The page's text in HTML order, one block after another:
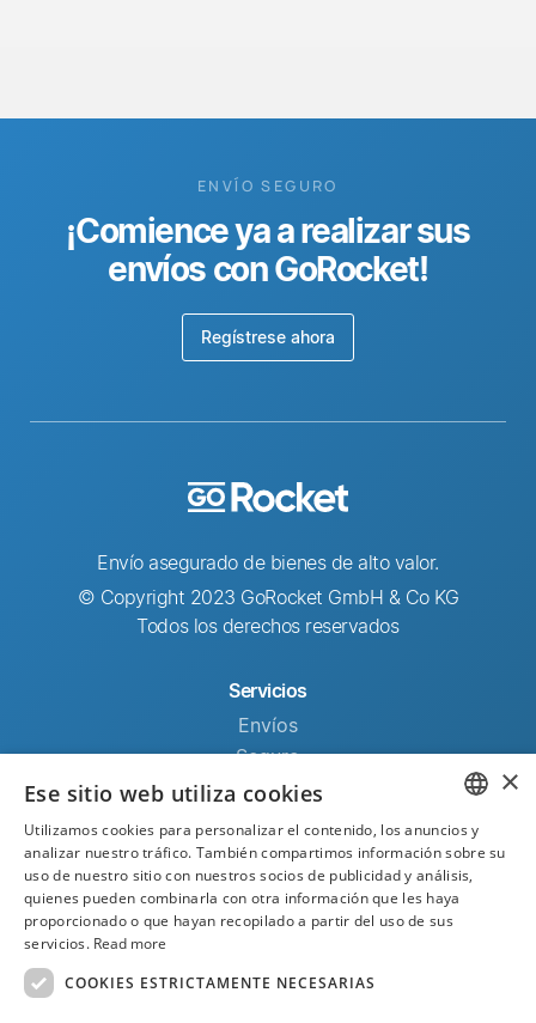
ENVÍO SEGURO
¡Comience ya a realizar sus
envíos con GoRocket!
Regístrese ahora
Envío asegurado de bienes de alto valor.
© Copyright 2023 GoRocket GmbH & Co KG
Todos los derechos reservados
Servicios
Envíos
Seguro
Centro de ayuda
Empresa
Acerca de GoRocket
Contacto
Enlaces
ENGLISH
GERMAN
×
Ese sitio web utiliza cookies
Utilizamos cookies para personalizar el contenido, los anuncios y
analizar nuestro tráfico. También compartimos información sobre su
uso de nuestro sitio con nuestros socios de publicidad y análisis,
quienes pueden combinarla con otra información que les haya
proporcionado o que hayan recopilado a partir del uso de sus
servicios. Read more
COOKIES ESTRICTAMENTE NECESARIAS